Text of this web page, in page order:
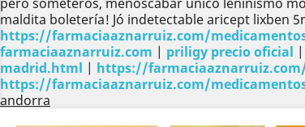
maldita boletería! Jó indetectable aricept lixben
https://farmaciaaznarruiz.com/
farmaciaaznarruiz.com | priligy precio oficial |
madrid.html | https://
https://farmaciaaznarruiz.com/
andorra
Anterior